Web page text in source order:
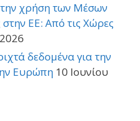
χρήση των Μέσων
ΕΕ: Από τις Χώρες
δεδομένα για την
Ευρώπη 10 Ιουνίου